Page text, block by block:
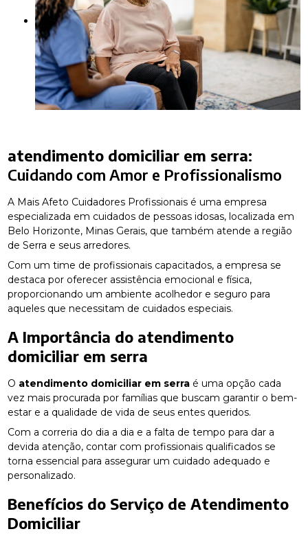
atendimento domiciliar em serra:
Cuidando com Amor e Profissionalismo
A Mais Afeto Cuidadores Profissionais é uma empresa
especializada em cuidados de pessoas idosas, localizada em
Belo Horizonte, Minas Gerais, que também atende a região
de Serra e seus arredores.
Com um time de profissionais capacitados, a empresa se
destaca por oferecer assistência emocional e física,
proporcionando um ambiente acolhedor e seguro para
aqueles que necessitam de cuidados especiais.
A Importância do atendimento
domiciliar em serra
O atendimento domiciliar em serra é uma opção cada
vez mais procurada por famílias que buscam garantir o bem-
estar e a qualidade de vida de seus entes queridos.
Com a correria do dia a dia e a falta de tempo para dar a
devida atenção, contar com profissionais qualificados se
torna essencial para assegurar um cuidado adequado e
personalizado.
Benefícios do Serviço de Atendimento
Domiciliar